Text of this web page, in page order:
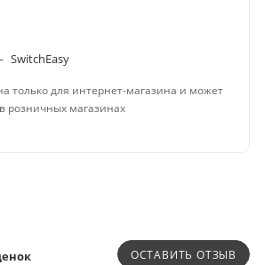
SwitchEasy
только для интернет-магазина и может
розничных магазинах
ОСТАВИТЬ ОТЗЫВ